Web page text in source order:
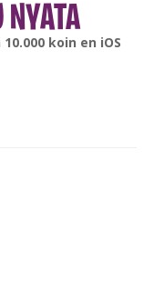
10.000koin en iOS